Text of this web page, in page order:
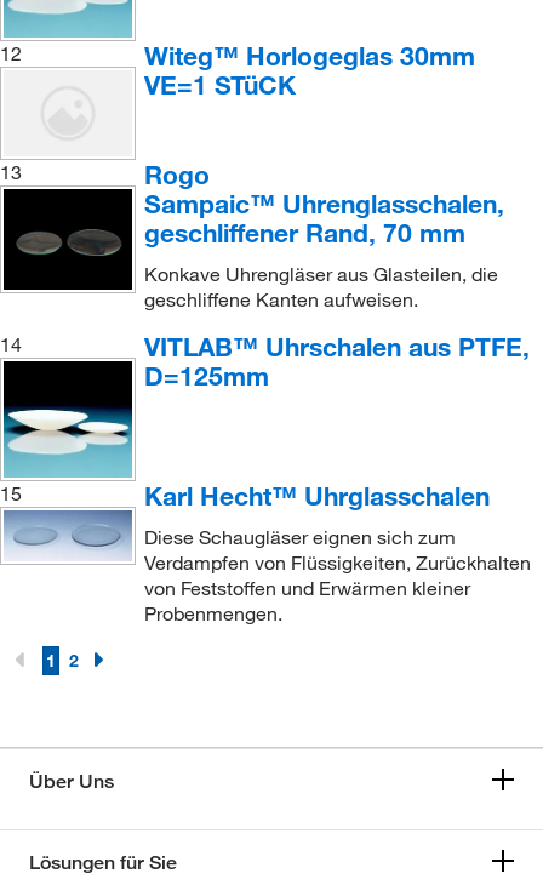
12
Witeg™ Horlogeglas 30mm
VE=1 STüCK
13
Rogo
Sampaic™ Uhrenglasschalen,
geschliffener Rand, 70 mm
Konkave Uhrengläser aus Glasteilen, die
geschliffene Kanten aufweisen.
14
VITLAB™ Uhrschalen aus PTFE,
D=125mm
15 Karl Hecht™ Uhrglasschalen
Diese Schaugläser eignen sich zum
Verdampfen von Flüssigkeiten, Zurückhalten
von Feststoffen und Erwärmen kleiner
Probenmengen.
1 2
Über Uns
Lösungen für Sie